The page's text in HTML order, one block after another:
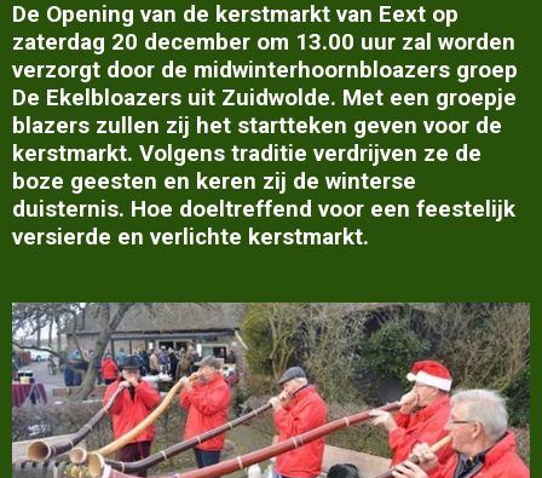
De Opening van de kerstmarkt van Eext op
zaterdag 20 december om 13.00 uur zal worden
verzorgt door de midwinterhoornbloazers groep
De Ekelbloazers uit Zuidwolde. Met een groepje
blazers zullen zij het startteken geven voor de
kerstmarkt. Volgens traditie verdrijven ze de
boze geesten en keren zij de winterse
duisternis. Hoe doeltreffend voor een feestelijk
versierde en verlichte kerstmarkt.